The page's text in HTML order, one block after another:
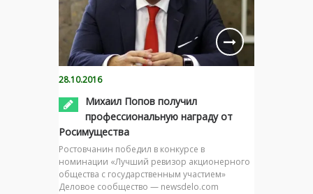
28.10.2016
Михаил Попов получил
профессиональную награду от
Росимущества
Ростовчанин победил в конкурсе в
номинации «Лучший ревизор акционерного
общества с государственным участием»
Деловое сообщество — newsdelo.com